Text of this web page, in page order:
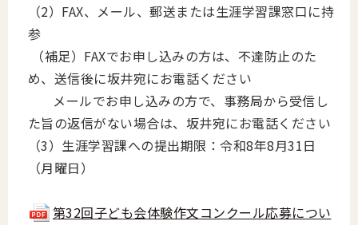
（2）FAX、メール、郵送または生涯学習課窓口に持
参
（補足）FAXでお申し込みの方は、不達防止のた
め、送信後に坂井宛にお電話ください
メールでお申し込みの方で、事務局から受信し
た旨の返信がない場合は、坂井宛にお電話ください
（3）生涯学習課への提出期限：令和8年8月31日
（月曜日）
第32回子ども会体験作文コンクール応募につい